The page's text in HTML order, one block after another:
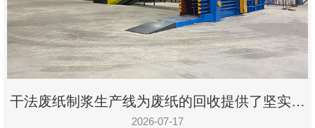
号-1
干法废纸制浆生产线为废纸的回收提供了坚实的
保障
2026-07-17